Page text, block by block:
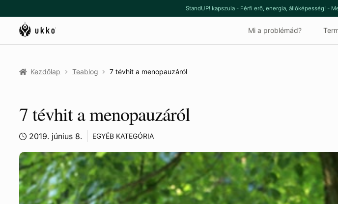
a
navigációhoz
a
tartalomba
StandUP! kapszula - Férfi erő, energia, állóképesség! -
Mi a problémád?
Kezdőlap Teablog 7 tévhit a menopauzáról
7 tévhit a menopauzáról
2019. június 8. EGYÉB KATEGÓRIA